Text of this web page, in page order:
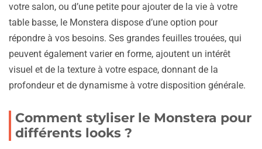
votre salon, ou d’une petite pour ajouter de la vie à votre
table basse, le Monstera dispose d’une option pour
répondre à vos besoins. Ses grandes feuilles trouées, qui
peuvent également varier en forme, ajoutent un intérêt
visuel et de la texture à votre espace, donnant de la
profondeur et de dynamisme à votre disposition générale.
Comment styliser le Monstera pour
différents looks ?